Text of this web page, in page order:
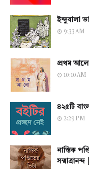
ইন্দুবালা
9:33 AM
প্রথম আলো
10:10 AM
৪২৫টি
2:29 PM
নাস্তিক